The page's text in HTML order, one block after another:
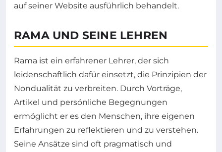
auf seiner Website ausführlich behandelt.
RAMA UND SEINE LEHREN
Rama ist ein erfahrener Lehrer, der sich
leidenschaftlich dafür einsetzt, die Prinzipien der
Nondualität zu verbreiten. Durch Vorträge,
Artikel und persönliche Begegnungen
ermöglicht er es den Menschen, ihre eigenen
Erfahrungen zu reflektieren und zu verstehen.
Seine Ansätze sind oft pragmatisch und